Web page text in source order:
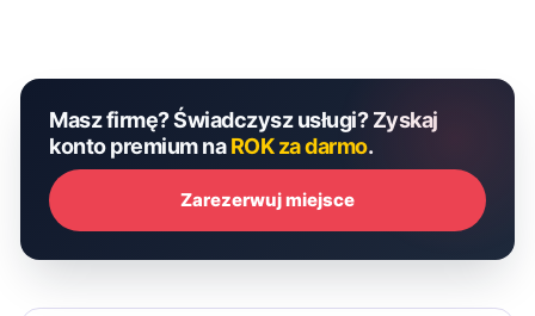
Masz firmę? Świadczysz usługi? Zyskaj
konto premium naROK za darmo.
Zarezerwuj miejsce